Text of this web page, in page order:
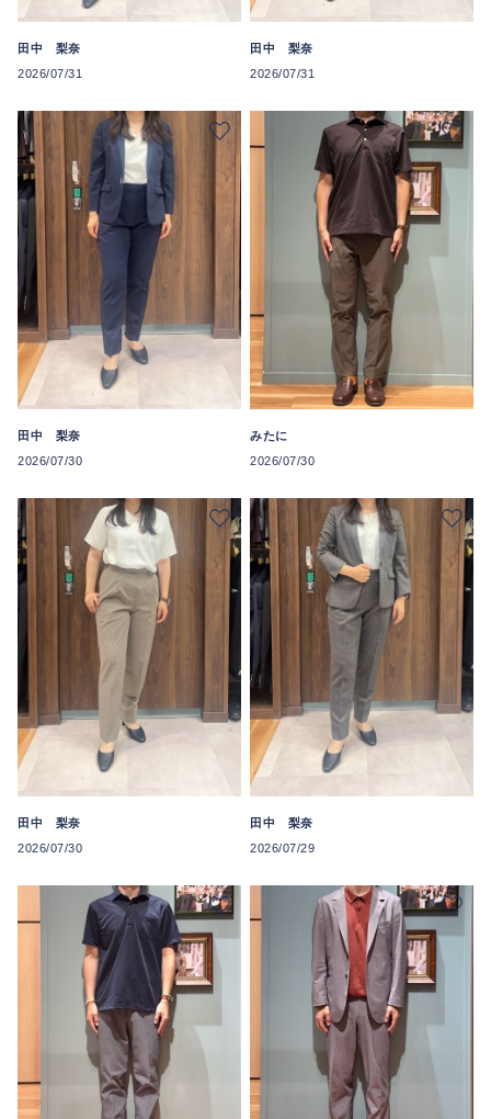
田中 梨奈
2026/07/31
田中 梨奈
2026/07/31
田中 梨奈
2026/07/30
みたに
2026/07/30
田中 梨奈
2026/07/30
田中 梨奈
2026/07/29